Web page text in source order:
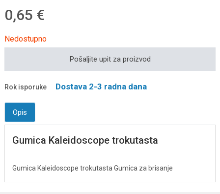
0,65 €
Nedostupno
Pošaljite upit za proizvod
Rok isporuke Dostava 2-3 radna dana
Opis
Gumica Kaleidoscope trokutasta
Gumica Kaleidoscope trokutasta Gumica za brisanje